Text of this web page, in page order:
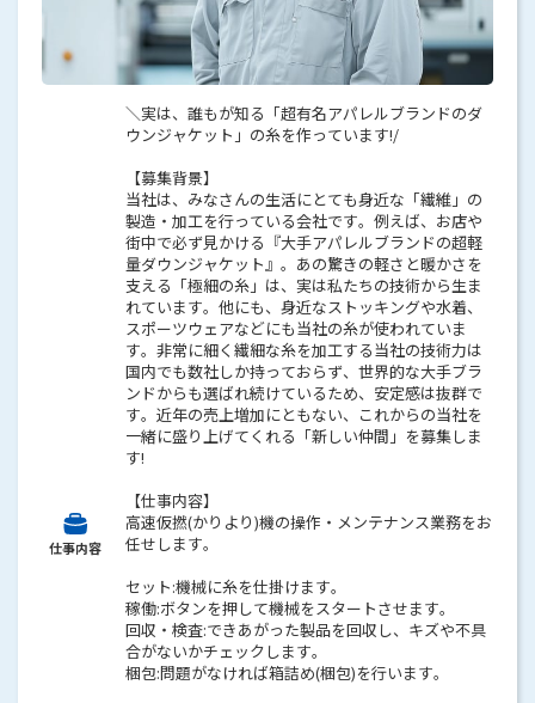
仕事内容
＼実は、誰もが知る「超有名アパレルブランドのダ
ウンジャケット」の糸を作っています!/
【募集背景】
当社は、みなさんの生活にとても身近な「繊維」の
製造・加工を行っている会社です。例えば、お店や
街中で必ず見かける『大手アパレルブランドの超軽
量ダウンジャケット』。あの驚きの軽さと暖かさを
支える「極細の糸」は、実は私たちの技術から生ま
れています。他にも、身近なストッキングや水着、
スポーツウェアなどにも当社の糸が使われていま
す。非常に細く繊細な糸を加工する当社の技術力は
国内でも数社しか持っておらず、世界的な大手ブラ
ンドからも選ばれ続けているため、安定感は抜群で
す。近年の売上増加にともない、これからの当社を
一緒に盛り上げてくれる「新しい仲間」を募集しま
す!
【仕事内容】
高速仮撚(かりより)機の操作・メンテナンス業務をお
任せします。
セット:機械に糸を仕掛けます。
稼働:ボタンを押して機械をスタートさせます。
回収・検査:できあがった製品を回収し、キズや不具
合がないかチェックします。
梱包:問題がなければ箱詰め(梱包)を行います。